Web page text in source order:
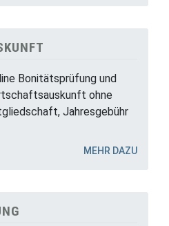
Bonitätsprüfung und
ohne
Jahresgebühr
MEHR DAZU